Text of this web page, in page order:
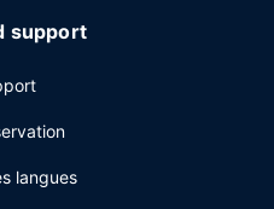
support
langues